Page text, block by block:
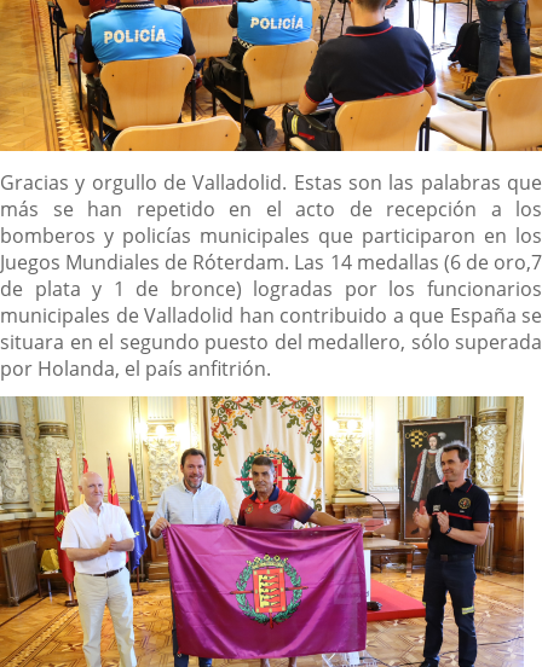
Descripción
Gracias y orgullo de Valladolid. Estas son las palabras que
más se han repetido en el acto de recepción a los
bomberos y policías municipales que participaron en los
Juegos Mundiales de Róterdam. Las 14 medallas (6 de oro,7
de plata y 1 de bronce) logradas por los funcionarios
municipales de Valladolid han contribuido a que España se
situara en el segundo puesto del medallero, sólo superada
por Holanda, el país anfitrión.